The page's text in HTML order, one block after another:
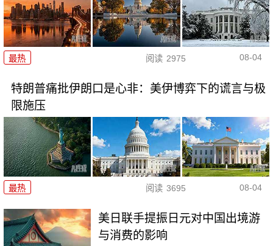
最热 阅读 2975 08-04
特朗普痛批伊朗口是心非：美伊博弈下的谎言与极
限施压
最热 阅读 3695 08-04
美日联手提振日元对中国出境游
与消费的影响